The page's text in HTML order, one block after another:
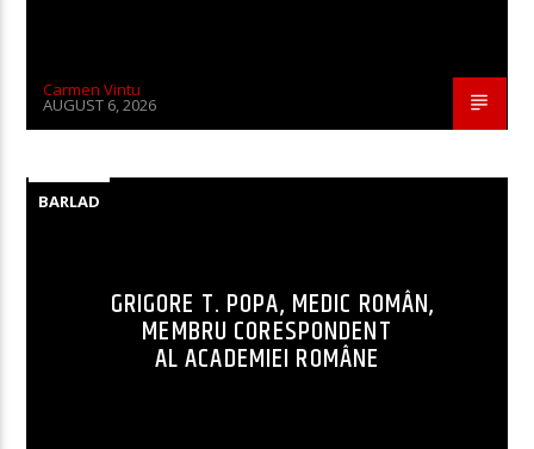
Carmen Vintu
AUGUST 6, 2026
BARLAD
GRIGORE T. POPA, MEDIC ROMÂN,
MEMBRU CORESPONDENT
AL ACADEMIEI ROMÂNE